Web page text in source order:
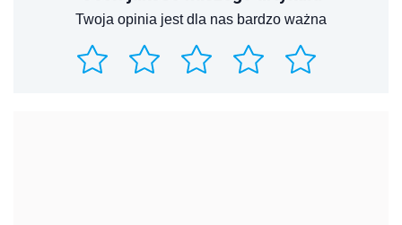
Twoja opinia jest dla nas bardzo ważna